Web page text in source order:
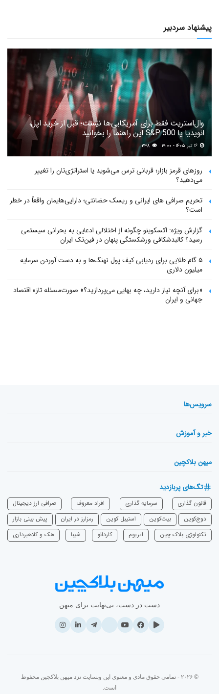
پیشنهاد سردبیر
وال‌استریت فقط برای آمریکایی‌ها نیست؛ قبل از خرید اپل،
انویدیا یا S&P 500 این راهنما را بخوانید
۲۳۸
روزهای قرمز بازار؛ قربانی ترس می‌شوید یا استراتژی‌تان را تغییر
می‌دهید؟
تحریم صرافی های ایرانی و ریسک حضانتی؛ دارایی‌هایمان واقعاً در خطر
است؟
گزارش ویژه: اکسکوینو چگونه از اختلالی ادعایی به بحرانی سیستمی
رسید؟ کالبدشکافی ورشکستگی پنهان در فین‌تک ایران
۵ گام طلایی برای ردیابی کیف پول‌ نهنگ‌ها و به دست آوردن سرمایه
میلیون دلاری
«برای آنچه نیاز دارید، چه بهایی می‌پردازید؟» صورت‌مسئله تازه اقتصاد
جهانی و ایران
سرویس‌ها
خبر و آموزش
میهن بلاکچین
تگ‌های پربازدید
قانون گذاری سرمایه‌ گذاری افراد معروف
صرافی ارز دیجیتال
دوج‌کوین
بیت‌کوین استیبل کوین رمزارز در ایران
پیش بینی بازار
تکنولوژی بلاک چین
اتریوم ‌کاردانو شیبا هک و کلاهبرداری
دست در دست، بی‌نهایت برای میهن
© ۲۰۲۶ - تمامی حقوق مادی و معنوی این وبسایت نزد میهن بلاکچین محفوظ
است.